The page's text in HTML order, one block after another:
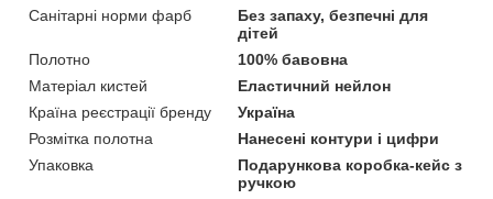
Санітарні норми фарб
Без запаху, безпечні для
дітей
Полотно
100% бавовна
Матеріал кистей
Еластичний нейлон
Країна реєстрації бренду
Україна
Розмітка полотна
Нанесені контури і цифри
Упаковка
Подарункова коробка-кейс з
ручкою